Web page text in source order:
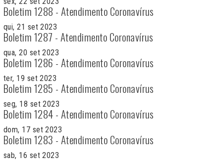
Boletim 1288 - Atendimento Coronavírus
qui, 21 set 2023
Boletim 1287 - Atendimento Coronavírus
qua, 20 set 2023
Boletim 1286 - Atendimento Coronavírus
ter, 19 set 2023
Boletim 1285 - Atendimento Coronavírus
seg, 18 set 2023
Boletim 1284 - Atendimento Coronavírus
dom, 17 set 2023
Boletim 1283 - Atendimento Coronavírus
sab, 16 set 2023